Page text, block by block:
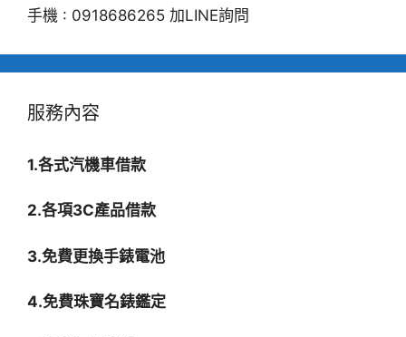
手機 : 0918686265 加LINE詢問
服務內容
1.各式汽機車借款
2.各項3C產品借款
3.免費更換手錶電池
4.免費珠寶名錶鑑定